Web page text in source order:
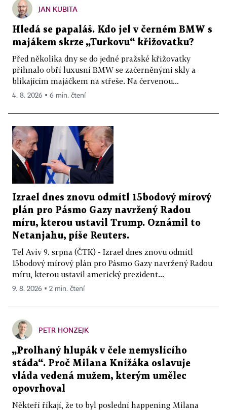
JAN KUBITA
Hledá se papaláš. Kdo jel v černém BMW s
majákem skrze „Turkovu“ křižovatku?
Před několika dny se do jedné pražské křižovatky
přihnalo obří luxusní BMW se začerněnými skly a
blikajícím majáčkem na střeše. Na červenou...
4. 8. 2026 ▪ 6 min. čtení
Izrael dnes znovu odmítl 15bodový mírový
plán pro Pásmo Gazy navržený Radou
míru, kterou ustavil Trump. Oznámil to
Netanjahu, píše Reuters.
Tel Aviv 9. srpna (ČTK) - Izrael dnes znovu odmítl
15bodový mírový plán pro Pásmo Gazy navržený Radou
míru, kterou ustavil americký prezident...
9. 8. 2026 ▪ 2 min. čtení
PETR HONZEJK
„Prolhaný hlupák v čele nemyslícího
stáda“. Proč Milana Knížáka oslavuje
vláda vedená mužem, kterým umělec
opovrhoval
Někteří říkají, že to byl poslední happening Milana